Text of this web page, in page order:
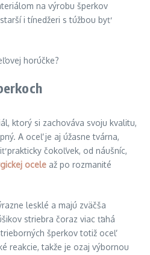
na výrobu šperkov
i tínedžeri s túžbou byť
horúčke?
ktorý si zachováva svoju kvalitu,
A oceľ je aj úžasne tvárna,
prakticky čokoľvek, od náušníc,
ocele až po rozmanité
lesklé a majú zväčša
striebra čoraz viac ťahá
šperkov totiž oceľ
reakcie, takže je ozaj výbornou